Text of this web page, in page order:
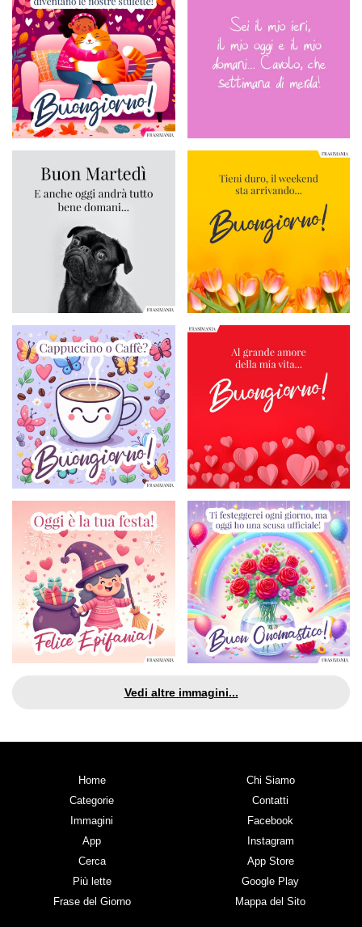
Vedi altre immagini...
Home
Categorie
Immagini
App
Cerca
Più lette
Frase del Giorno
Chi Siamo
Contatti
Facebook
Instagram
App Store
Google Play
Mappa del Sito